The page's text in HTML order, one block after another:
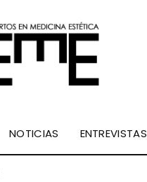
NOTICIAS ENTREVISTAS